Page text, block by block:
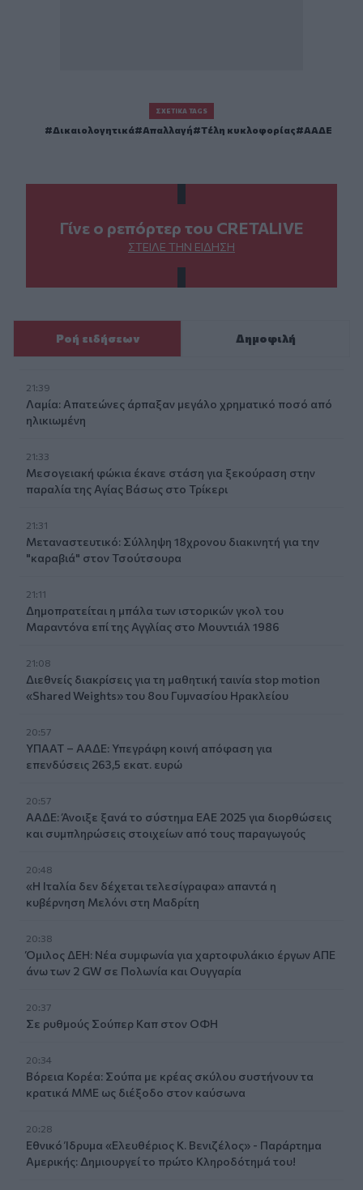
ΣΧΕΤΙΚΆ TAGS
Δικαιολογητικά Απαλλαγή Τέλη κυκλοφορίας ΑΑΔΕ
Γίνε ο ρεπόρτερ του CRETALIVE
ΣΤΕΊΛΕ ΤΗΝ ΕΊΔΗΣΗ
Ροή ειδήσεων Δημοφιλή
21:39
Λαμία: Απατεώνες άρπαξαν μεγάλο χρηματικό ποσό από
ηλικιωμένη
21:33
Μεσογειακή φώκια έκανε στάση για ξεκούραση στην
παραλία της Αγίας Βάσως στο Τρίκερι
21:31
Μεταναστευτικό: Σύλληψη 18χρονου διακινητή για την
"καραβιά" στον Τσούτσουρα
21:11
Δημοπρατείται η μπάλα των ιστορικών γκολ του
Μαραντόνα επί της Αγγλίας στο Μουντιάλ 1986
21:08
Διεθνείς διακρίσεις για τη μαθητική ταινία stop motion
«Shared Weights» του 8ου Γυμνασίου Ηρακλείου
20:57
ΥΠΑΑΤ – ΑΑΔΕ: Υπεγράφη κοινή απόφαση για
επενδύσεις 263,5 εκατ. ευρώ
20:57
ΑΑΔΕ: Άνοιξε ξανά το σύστημα ΕΑΕ 2025 για διορθώσεις
και συμπληρώσεις στοιχείων από τους παραγωγούς
20:48
«Η Ιταλία δεν δέχεται τελεσίγραφα» απαντά η
κυβέρνηση Μελόνι στη Μαδρίτη
20:38
Όμιλος ΔΕΗ: Νέα συμφωνία για χαρτοφυλάκιο έργων ΑΠΕ
άνω των 2 GW σε Πολωνία και Ουγγαρία
20:37
Σε ρυθμούς Σούπερ Καπ στον ΟΦΗ
20:34
Βόρεια Κορέα: Σούπα με κρέας σκύλου συστήνουν τα
κρατικά ΜΜΕ ως διέξοδο στον καύσωνα
20:28
Εθνικό Ίδρυμα «Ελευθέριος Κ. Βενιζέλος» - Παράρτημα
Αμερικής: Δημιουργεί το πρώτο Κληροδότημά του!